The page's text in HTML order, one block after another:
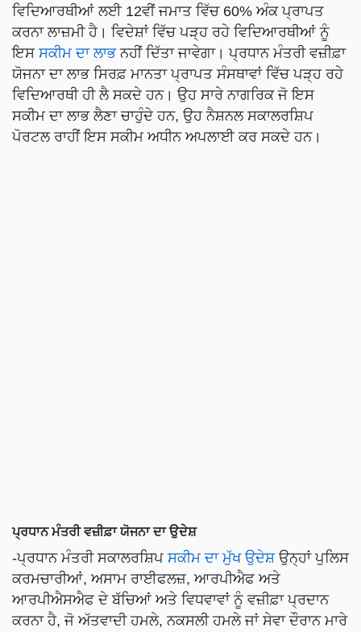
ਵਿਦਿਆਰਥੀਆਂ ਲਈ 12ਵੀਂ ਜਮਾਤ ਵਿੱਚ 60% ਅੰਕ ਪ੍ਰਾਪਤ
ਕਰਨਾ ਲਾਜ਼ਮੀ ਹੈ। ਵਿਦੇਸ਼ਾਂ ਵਿੱਚ ਪੜ੍ਹ ਰਹੇ ਵਿਦਿਆਰਥੀਆਂ ਨੂੰ
ਇਸ ਸਕੀਮ ਦਾ ਲਾਭਨਹੀਂ ਦਿੱਤਾ ਜਾਵੇਗਾ। ਪ੍ਰਧਾਨ ਮੰਤਰੀ ਵਜ਼ੀਫ਼ਾ
ਯੋਜਨਾ ਦਾ ਲਾਭ ਸਿਰਫ਼ ਮਾਨਤਾ ਪ੍ਰਾਪਤ ਸੰਸਥਾਵਾਂ ਵਿੱਚ ਪੜ੍ਹ ਰਹੇ
ਵਿਦਿਆਰਥੀ ਹੀ ਲੈ ਸਕਦੇ ਹਨ। ਉਹ ਸਾਰੇ ਨਾਗਰਿਕ ਜੋ ਇਸ
ਸਕੀਮ ਦਾ ਲਾਭ ਲੈਣਾ ਚਾਹੁੰਦੇ ਹਨ, ਉਹ ਨੈਸ਼ਨਲ ਸਕਾਲਰਸ਼ਿਪ
ਪੋਰਟਲ ਰਾਹੀਂ ਇਸ ਸਕੀਮ ਅਧੀਨ ਅਪਲਾਈ ਕਰ ਸਕਦੇ ਹਨ।
ਪ੍ਰਧਾਨ ਮੰਤਰੀ ਵਜ਼ੀਫ਼ਾ ਯੋਜਨਾ ਦਾ ਉਦੇਸ਼
-ਪ੍ਰਧਾਨ ਮੰਤਰੀ ਸਕਾਲਰਸ਼ਿਪ ਸਕੀਮ ਦਾ ਮੁੱਖ ਉਦੇਸ਼ਉਨ੍ਹਾਂ ਪੁਲਿਸ
ਕਰਮਚਾਰੀਆਂ, ਅਸਾਮ ਰਾਈਫਲਜ਼, ਆਰਪੀਐਫ ਅਤੇ
ਆਰਪੀਐਸਐਫ ਦੇ ਬੱਚਿਆਂ ਅਤੇ ਵਿਧਵਾਵਾਂ ਨੂੰ ਵਜ਼ੀਫ਼ਾ ਪ੍ਰਦਾਨ
ਕਰਨਾ ਹੈ, ਜੋ ਅੱਤਵਾਦੀ ਹਮਲੇ, ਨਕਸਲੀ ਹਮਲੇ ਜਾਂ ਸੇਵਾ ਦੌਰਾਨ ਮਾਰੇ